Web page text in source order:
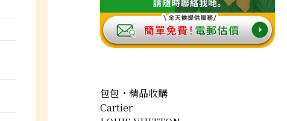
包包・精品收購
Cartier